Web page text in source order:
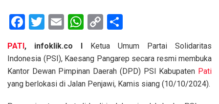
F
ce
b
o
o
T
tt
er
E
ail
W
at
s
A
p
C
py
Li
n
k
ar
e
PATI, infoklik.co I Ketua Umum Partai Solidaritas
Indonesia (PSI), Kaesang Pangarep secara resmi membuka
Kantor Dewan Pimpinan Daerah (DPD) PSI Kabupaten Pati
yang berlokasi di Jalan Penjawi, Kamis siang (10/10/2024).